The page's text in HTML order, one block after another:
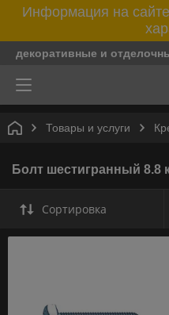
Информация на
декоративные и
Товары и услуги
Болт шестигранный 8.8
Сортировка